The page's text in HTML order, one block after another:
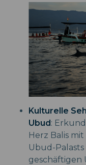
Kulturelle
Ubud:
Herz Balis
Ubud-
geschäftigen